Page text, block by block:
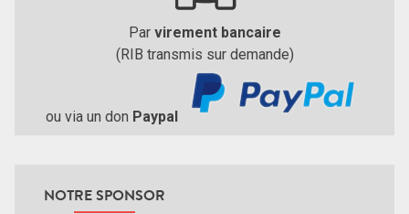
Par virement bancaire
(RIB transmis sur demande)
ou via un don Paypal
NOTRE SPONSOR